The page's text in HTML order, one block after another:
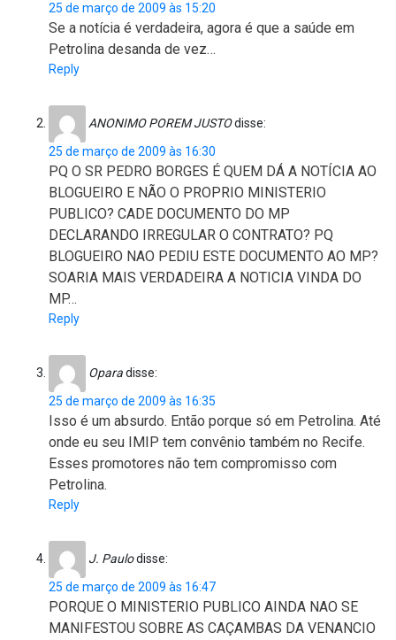
25 de março de 2009 às 15:20
Se a notícia é verdadeira, agora é que a saúde em
Petrolina desanda de vez…
Reply
ANONIMO POREM JUSTOdisse:
25 de março de 2009 às 16:30
PQ O SR PEDRO BORGES É QUEM DÁ A NOTÍCIA AO
BLOGUEIRO E NÃO O PROPRIO MINISTERIO
PUBLICO? CADE DOCUMENTO DO MP
DECLARANDO IRREGULAR O CONTRATO? PQ
BLOGUEIRO NAO PEDIU ESTE DOCUMENTO AO MP?
SOARIA MAIS VERDADEIRA A NOTICIA VINDA DO
MP…
Reply
Oparadisse:
25 de março de 2009 às 16:35
Isso é um absurdo. Então porque só em Petrolina. Até
onde eu seu IMIP tem convênio também no Recife.
Esses promotores não tem compromisso com
Petrolina.
Reply
J. Paulodisse:
25 de março de 2009 às 16:47
PORQUE O MINISTERIO PUBLICO AINDA NAO SE
MANIFESTOU SOBRE AS CAÇAMBAS DA VENANCIO